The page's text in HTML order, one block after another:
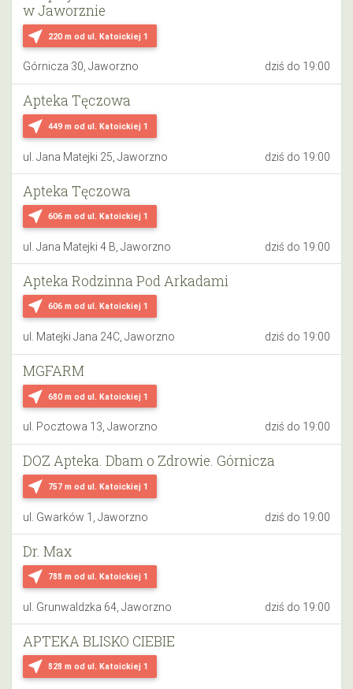
near_me 220 m od ul. Katoickiej 1
w Jaworznie
Górnicza 30, Jaworzno dziś do 19:00
near_me 449 m od ul. Katoickiej 1
Apteka Tęczowa
ul. Jana Matejki 25, Jaworzno dziś do 19:00
near_me 606 m od ul. Katoickiej 1
Apteka Tęczowa
ul. Jana Matejki 4 B, Jaworzno dziś do 19:00
near_me 606 m od ul. Katoickiej 1
Apteka Rodzinna Pod Arkadami
ul. Matejki Jana 24C, Jaworzno dziś do 19:00
near_me 680 m od ul. Katoickiej 1
MGFARM
ul. Pocztowa 13, Jaworzno dziś do 19:00
near_me 757 m od ul. Katoickiej 1
DOZ Apteka. Dbam o Zdrowie. Górnicza
ul. Gwarków 1, Jaworzno dziś do 19:00
near_me 788 m od ul. Katoickiej 1
Dr. Max
ul. Grunwaldzka 64, Jaworzno dziś do 19:00
near_me 828 m od ul. Katoickiej 1
APTEKA BLISKO CIEBIE